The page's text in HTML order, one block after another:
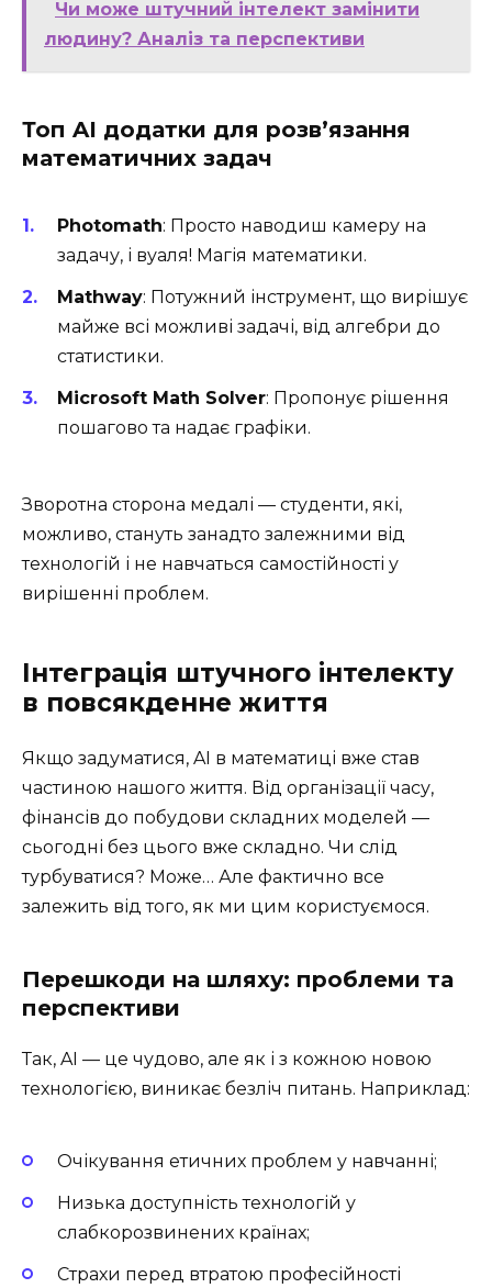
Чи може штучний інтелект замінити
людину? Аналіз та перспективи
Топ AI додатки для розв’язання
математичних задач
Photomath: Просто наводиш камеру на
задачу, і вуаля! Магія математики.
Mathway: Потужний інструмент, що вирішує
майже всі можливі задачі, від алгебри до
статистики.
Microsoft Math Solver: Пропонує рішення
пошагово та надає графіки.
Зворотна сторона медалі — студенти, які,
можливо, стануть занадто залежними від
технологій і не навчаться самостійності у
вирішенні проблем.
Інтеграція штучного інтелекту
в повсякденне життя
Якщо задуматися, AI в математиці вже став
частиною нашого життя. Від організації часу,
фінансів до побудови складних моделей —
сьогодні без цього вже складно. Чи слід
турбуватися? Може… Але фактично все
залежить від того, як ми цим користуємося.
Перешкоди на шляху: проблеми та
перспективи
Так, AI — це чудово, але як і з кожною новою
технологією, виникає безліч питань. Наприклад:
Очікування етичних проблем у навчанні;
Низька доступність технологій у
слабкорозвинених країнах;
Страхи перед втратою професійності